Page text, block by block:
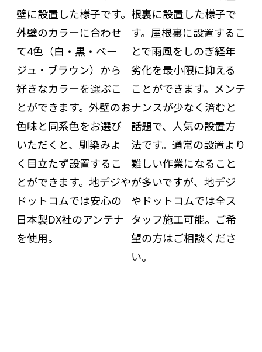
壁に設置した様子です。
外壁のカラーに合わせ
て4色（白・黒・ベー
ジュ・ブラウン）から
好きなカラーを選ぶこ
とができます。外壁のお
色味と同系色をお選び
いただくと、馴染みよ
く目立たず設置するこ
とができます。地デジや
ドットコムでは安心の
日本製DX社のアンテナ
を使用。
根裏に設置した様子で
す。屋根裏に設置するこ
とで雨風をしのぎ経年
劣化を最小限に抑える
ことができます。メンテ
ナンスが少なく済むと
話題で、人気の設置方
法です。通常の設置より
難しい作業になること
が多いですが、地デジ
やドットコムでは全ス
タッフ施工可能。ご希
望の方はご相談くださ
い。